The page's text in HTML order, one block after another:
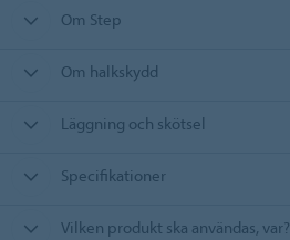
Om Step
Om halkskydd
Läggning och skötsel
Specifikationer
Vilken produkt ska användas, var?